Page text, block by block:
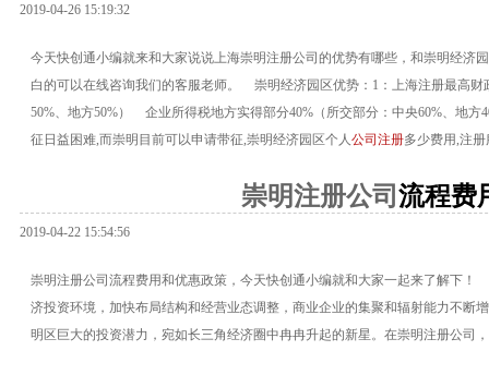
2019-04-26 15:19:32
今天快创通小编就来和大家说说上海崇明注册公司的优势有哪些，和崇明经济
白的可以在线咨询我们的客服老师。 崇明经济园区优势：1：上海注册最高
50%、地方50%） 企业所得税地方实得部分40%（所交部分：中央60%、地
征日益困难,而崇明目前可以申请带征,崇明经济园区个人 公司注册多少费用,注册
崇明注册公司 流程费
2019-04-22 15:54:56
崇明注册公司流程费用和优惠政策，今天快创通小编就和大家一起来了解下
济投资环境，加快布局结构和经营业态调整，商业企业的集聚和辐射能力不断
明区巨大的投资潜力，宛如长三角经济圈中冉冉升起的新星。在崇明注册公司